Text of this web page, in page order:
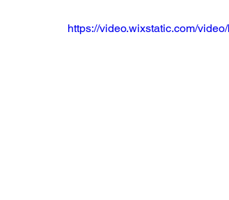
https://video.wixstatic.com/